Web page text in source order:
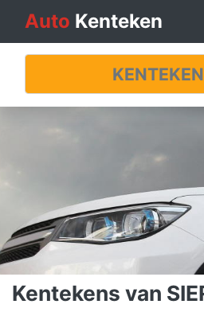
Auto Kenteken
Kentekens van